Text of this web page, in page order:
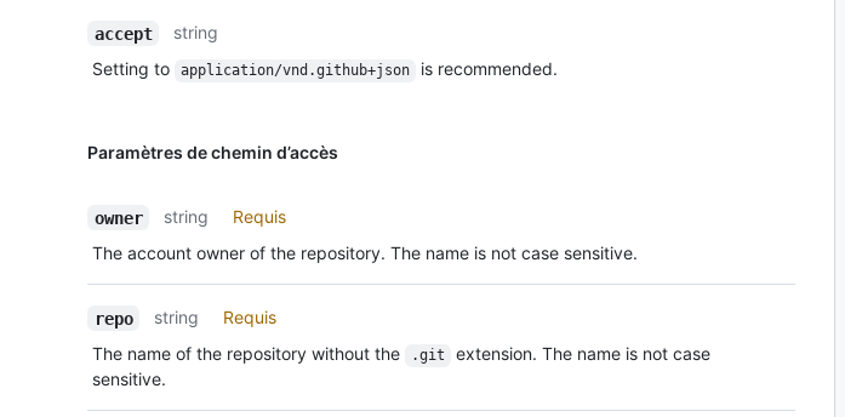
accept
string
Setting to
application/vnd.github+json is recommended.
Paramètres de chemin d’accès
owner string
Requis
The account owner of the repository. The name is not case sensitive.
repo string
Requis
The name of the repository without the
.git
extension. The name is not case
sensitive.